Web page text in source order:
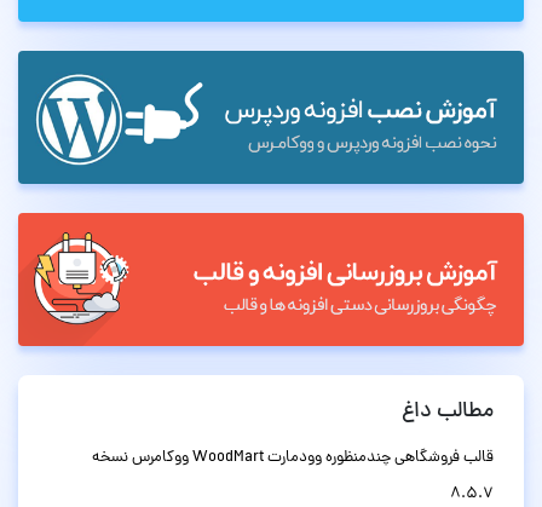
مطالب داغ
قالب فروشگاهی چندمنظوره وودمارت WoodMart ووکامرس نسخه
8.5.7